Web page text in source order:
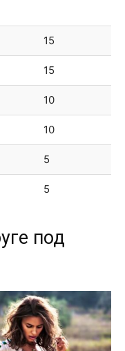
15
15
10
10
5
5
под